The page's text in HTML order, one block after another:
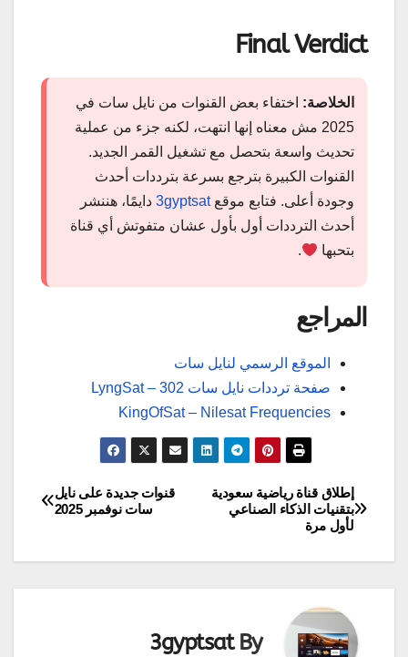
Final Verdict
الخلاصة: اختفاء بعض القنوات من نايل سات في
2025 مش معناه إنها انتهت، لكنه جزء من عملية
تحديث واسعة بتحصل مع تشغيل القمر الجديد.
القنوات الكبيرة بترجع بسرعة بترددات أحدث
وجودة أعلى. فتابع موقع3gyptsat دايمًا، هننشر
أحدث الترددات أول بأول عشان متفوتش أي قناة
بتحبها
.
المراجع
الموقع الرسمي لنايل سات
صفحة ترددات نايل سات 302 – LyngSat
KingOfSat – Nilesat Frequencies
تصفّح
المقالات
قنوات جديدة على نايل
سات نوفمبر 2025
إطلاق قناة رياضية سعودية
بتقنيات الذكاء الصناعي
لأول مرة
By
3gyptsat